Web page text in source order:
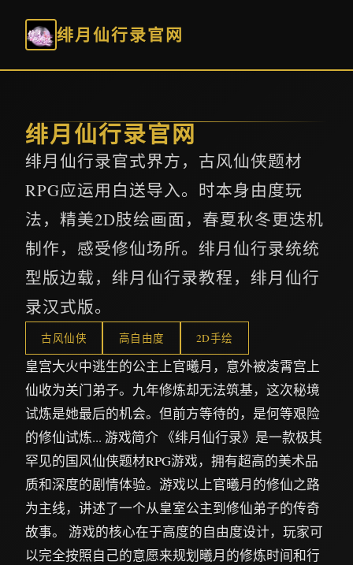
绯月仙行录官网
绯月仙行录官网
绯月仙行录官式界方，古风仙侠题材
RPG应运用白送导入。时本身由度玩
法，精美2D肢绘画面，春夏秋冬更迭机
制作，感受修仙场所。绯月仙行录统统
型版边载，绯月仙行录教程，绯月仙行
录汉式版。
古风仙侠 高自由度 2D手绘
皇宫大火中逃生的公主上官曦月，意外被凌霄宫上
仙收为关门弟子。九年修炼却无法筑基，这次秘境
试炼是她最后的机会。但前方等待的，是何等艰险
的修仙试炼... 游戏简介 《绯月仙行录》是一款极其
罕见的国风仙侠题材RPG游戏，拥有超高的美术品
质和深度的剧情体验。游戏以上官曦月的修仙之路
为主线，讲述了一个从皇室公主到修仙弟子的传奇
故事。 游戏的核心在于高度的自由度设计，玩家可
以完全按照自己的意愿来规划曦月的修炼时间和行